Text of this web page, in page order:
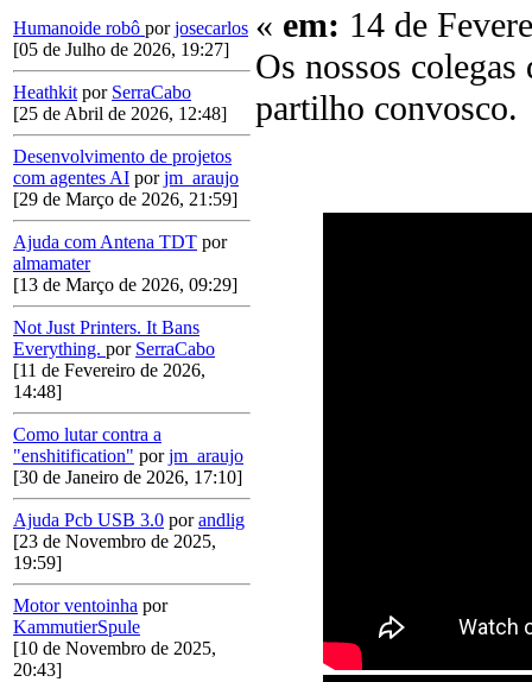
Humanoide robô porjosecarlos
[05 de Julho de 2026, 19:27]
Heathkit por SerraCabo
[25 de Abril de 2026, 12:48]
Desenvolvimento de projetos
com agentes AI porjm_araujo
[29 de Março de 2026, 21:59]
Ajuda com Antena TDT por
almamater
[13 de Março de 2026, 09:29]
Not Just Printers. It Bans
Everything. por SerraCabo
[11 de Fevereiro de 2026,
14:48]
Como lutar contra a
"enshitification" porjm_araujo
[30 de Janeiro de 2026, 17:10]
Ajuda Pcb USB 3.0 porandlig
[23 de Novembro de 2025,
19:59]
Motor ventoinha por
KammutierSpule
[10 de Novembro de 2025,
20:43]
« em: 14 de
Os nossos
partilho convosco.